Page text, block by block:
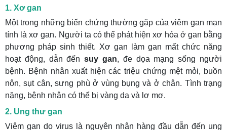
1. Xơ gan
Một trong những biến chứng thường gặp của viêm gan mạn
tính là xơ gan. Người ta có thể phát hiện xơ hóa ở gan bằng
phương pháp sinh thiết. Xơ gan làm gan mất chức năng
hoạt động, dẫn đếnsuy gan, đe dọa mạng sống người
bệnh. Bệnh nhân xuất hiện các triệu chứng mệt mỏi, buồn
nôn, sụt cân, sưng phù ở vùng bụng và ở chân. Tình trạng
nặng, bệnh nhân có thể bị vàng da và lơ mơ.
2. Ung thư gan
Viêm gan do virus là nguyên nhân hàng đầu dẫn đến ung